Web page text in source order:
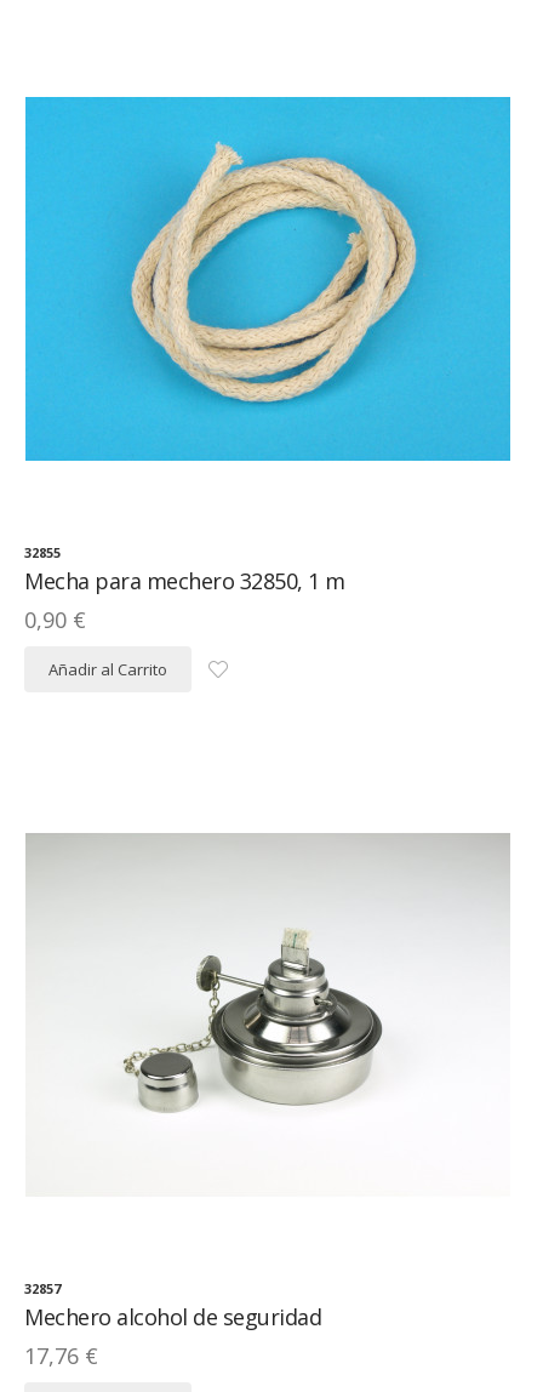
32855
Mecha para mechero 32850, 1 m
0,90 €
Añadir al Carrito
32857
Mechero alcohol de seguridad
17,76 €